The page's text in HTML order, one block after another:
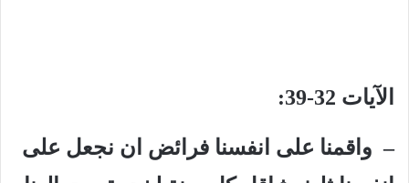
الآيات 32-39:
– واقمنا على انفسنا فرائض ان نجعل على